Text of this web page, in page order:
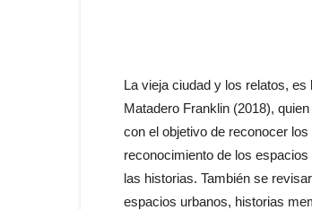
La vieja ciudad y los relatos,
Matadero Franklin (2018),
con el objetivo de reconocer
reconocimiento de los
las historias. También se
espacios urbanos, historias